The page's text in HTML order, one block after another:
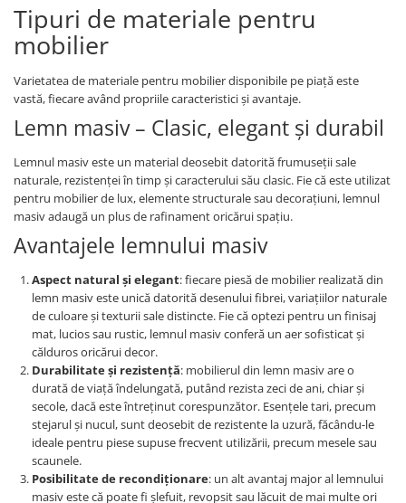
Tipuri de materiale pentru
mobilier
Varietatea de materiale pentru mobilier disponibile pe piață este
vastă, fiecare având propriile caracteristici și avantaje.
Lemn masiv – Clasic, elegant și durabil
Lemnul masiv este un material deosebit datorită frumuseții sale
naturale, rezistenței în timp și caracterului său clasic. Fie că este utilizat
pentru mobilier de lux, elemente structurale sau decorațiuni, lemnul
masiv adaugă un plus de rafinament oricărui spațiu.
Avantajele lemnului masiv
Aspect natural și elegant: fiecare piesă de mobilier realizată din
lemn masiv este unică datorită desenului fibrei, variațiilor naturale
de culoare și texturii sale distincte. Fie că optezi pentru un finisaj
mat, lucios sau rustic, lemnul masiv conferă un aer sofisticat și
călduros oricărui decor.
Durabilitate și rezistență: mobilierul din lemn masiv are o
durată de viață îndelungată, putând rezista zeci de ani, chiar și
secole, dacă este întreținut corespunzător. Esențele tari, precum
stejarul și nucul, sunt deosebit de rezistente la uzură, făcându-le
ideale pentru piese supuse frecvent utilizării, precum mesele sau
scaunele.
Posibilitate de recondiționare: un alt avantaj major al lemnului
masiv este că poate fi șlefuit, revopsit sau lăcuit de mai multe ori